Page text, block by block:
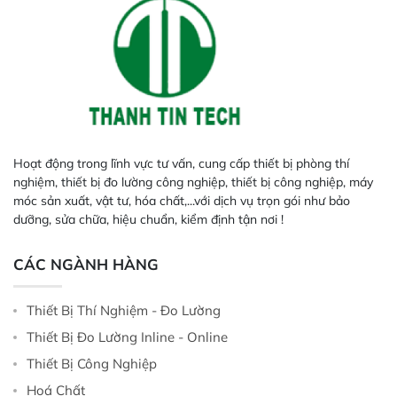
xuất chất lượng sản phẩm đồng
nhất và giảm thiểu lãng phí.
Hoạt động trong lĩnh vực tư vấn, cung cấp thiết bị phòng thí
nghiệm, thiết bị đo lường công nghiệp, thiết bị công nghiệp, máy
móc sản xuất, vật tư, hóa chất,...với dịch vụ trọn gói như bảo
dưỡng, sửa chữa, hiệu chuẩn, kiểm định tận nơi !
CÁC NGÀNH HÀNG
Thiết Bị Thí Nghiệm - Đo Lường
Thiết Bị Đo Lường Inline - Online
Thiết Bị Công Nghiệp
Hoá Chất